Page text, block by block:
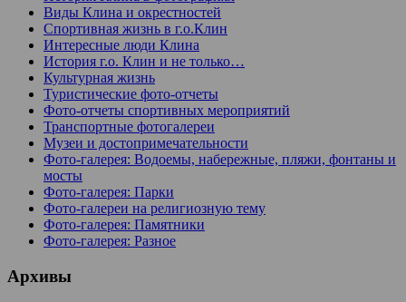
Виды Клина и окрестностей
Спортивная жизнь в г.о.Клин
Интересные люди Клина
История г.о. Клин и не только…
Культурная жизнь
Туристические фото-отчеты
Фото-отчеты спортивных мероприятий
Транспортные фотогалереи
Музеи и достопримечательности
Фото-галерея: Водоемы, набережные, пляжи, фонтаны и
мосты
Фото-галерея: Парки
Фото-галереи на религиозную тему
Фото-галерея: Памятники
Фото-галерея: Разное
Архивы